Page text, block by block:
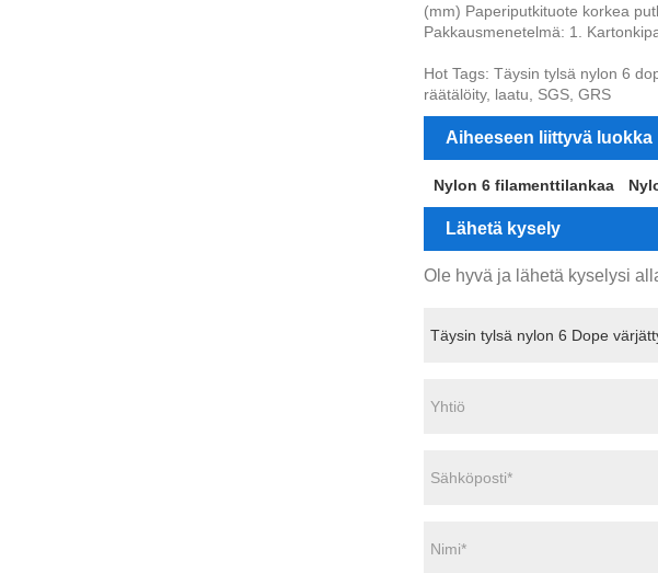
(mm) Paperiputkituote korkea
Pakkausmenetelmä: 1.
Hot Tags: Täysin tylsä ​​nylon 6
räätälöity, laatu, SGS, GRS
Aiheeseen liittyvä luokka
Nylon 6 filamenttilankaa
Lähetä kysely
Ole hyvä ja lähetä kyselysi